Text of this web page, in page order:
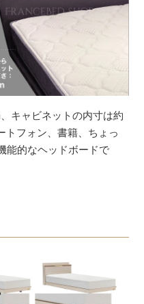
キャビネットの内寸は約
トフォン、書籍、ちょっ
能的なヘッドボードで